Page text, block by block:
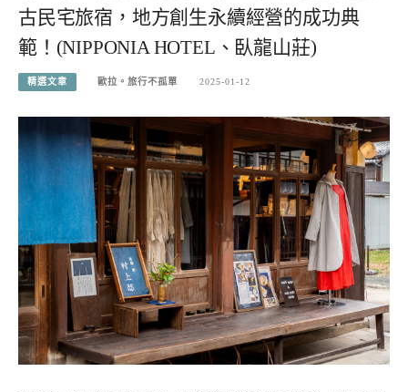
古民宅旅宿，地方創生永續經營的成功典
範！(NIPPONIA HOTEL、臥龍山莊)
精選文章 歐拉。旅行不孤單 2025-01-12